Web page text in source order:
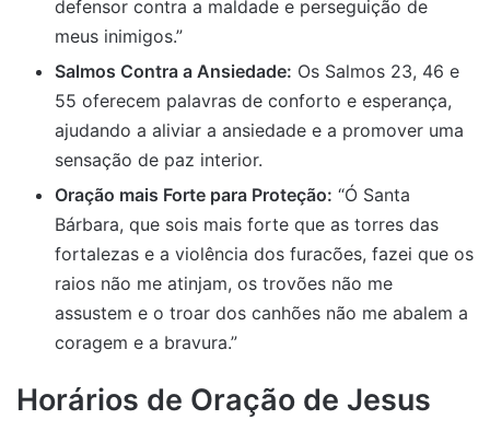
defensor contra a maldade e perseguição de
meus inimigos.”
Salmos Contra a Ansiedade: Os Salmos 23, 46 e
55 oferecem palavras de conforto e esperança,
ajudando a aliviar a ansiedade e a promover uma
sensação de paz interior.
Oração mais Forte para Proteção: “Ó Santa
Bárbara, que sois mais forte que as torres das
fortalezas e a violência dos furacões, fazei que os
raios não me atinjam, os trovões não me
assustem e o troar dos canhões não me abalem a
coragem e a bravura.”
Horários de Oração de Jesus